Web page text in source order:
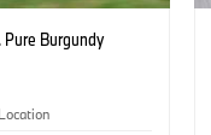
Pure Burgundy